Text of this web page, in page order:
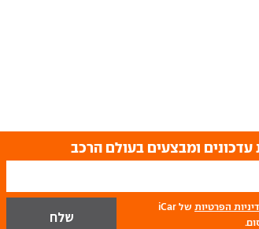
ומבצעים בעולם הרכב
הפרטיות
של iCar